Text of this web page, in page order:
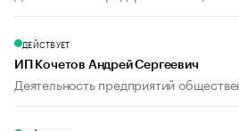
ДЕЙСТВУЕТ
ИП Кочетов Андрей Сергеевич
Деятельность предприятий